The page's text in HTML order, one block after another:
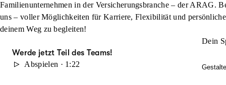
Familienunternehmen in der Versicherungsbranche – der ARAG.
uns – voller Möglichkeiten für Karriere, Flexibilität und
deinem Weg zu begleiten!
Werde jetzt Teil des Teams!
Abspielen · 1:22
Dein